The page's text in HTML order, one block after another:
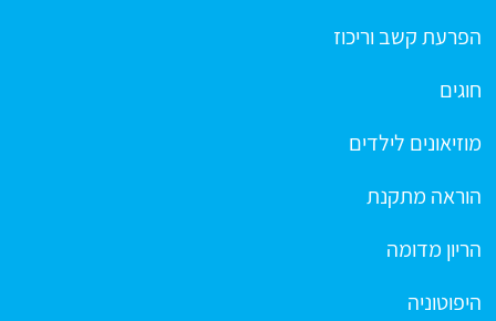
הפרעת קשב וריכוז
חוגים
מוזיאונים לילדים
הוראה מתקנת
הריון מדומה
היפוטוניה